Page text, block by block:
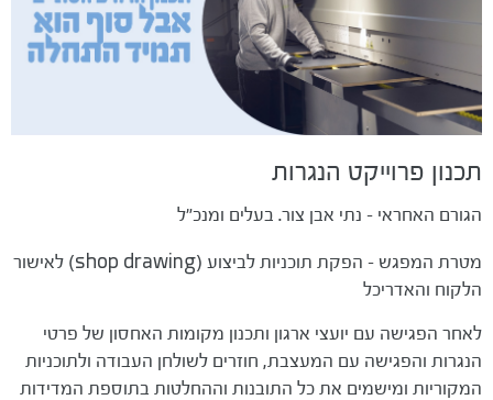
תכנון פרוייקט הנגרות
הגורם האחראי - נתי אבן צור. בעלים ומנכ"ל
מטרת המפגש - הפקת תוכניות לביצוע (shop drawing) לאישור
הלקוח והאדריכל
לאחר הפגישה עם יועצי ארגון ותכנון מקומות האחסון של פרטי
הנגרות והפגישה עם המעצבת, חוזרים לשולחן העבודה ולתוכניות
המקוריות ומישמים את כל התובנות וההחלטות בתוספת המדידות